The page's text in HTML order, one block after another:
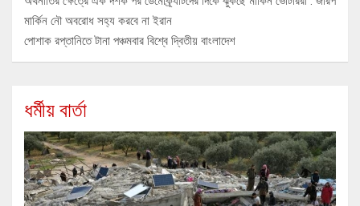
মার্কিন নৌ অবরোধ সহ্য করবে না ইরান
পোশাক রপ্তানিতে টানা পঞ্চমবার বিশ্বে দ্বিতীয় বাংলাদেশ
ধর্মীয় বার্তা